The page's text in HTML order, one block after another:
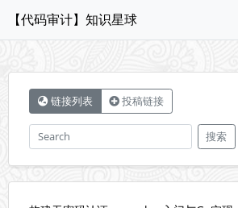
【代码审计】知识星球
链接列表 投稿链接
搜索